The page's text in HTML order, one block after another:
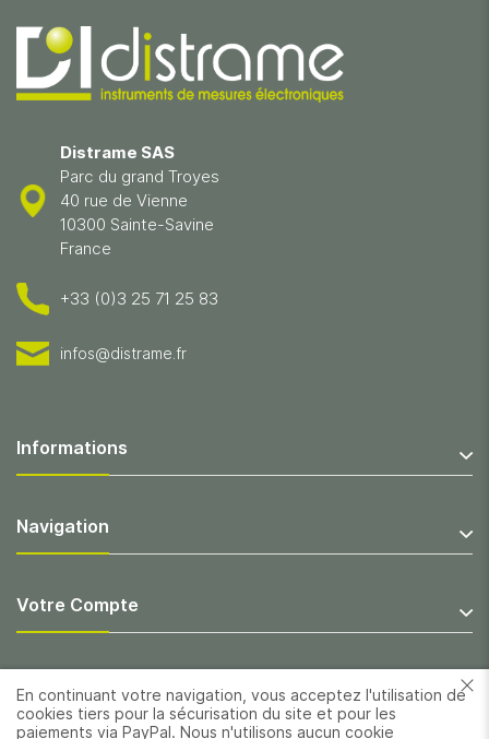
En continuant votre navigation, vous acceptez l'utilisation de
cookies tiers pour la sécurisation du site et pour les
paiements via PayPal. Nous n'utilisons aucun cookie
Distrame SAS
Parc du grand Troyes
40 rue de Vienne
10300 Sainte-Savine
France
+33 (0)3 25 71 25 83
infos@distrame.fr
Informations
Navigation
Votre Compte